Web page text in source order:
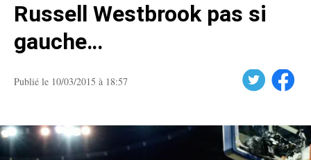
Russell Westbrook pas si
gauche…
Publié le 10/03/2015 à 18:57 Facebook